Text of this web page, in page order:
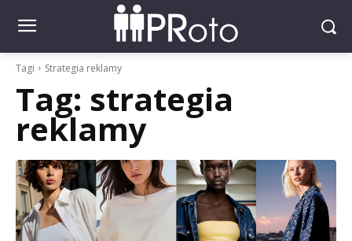
Tagi Strategia reklamy
Tag: strategia
reklamy